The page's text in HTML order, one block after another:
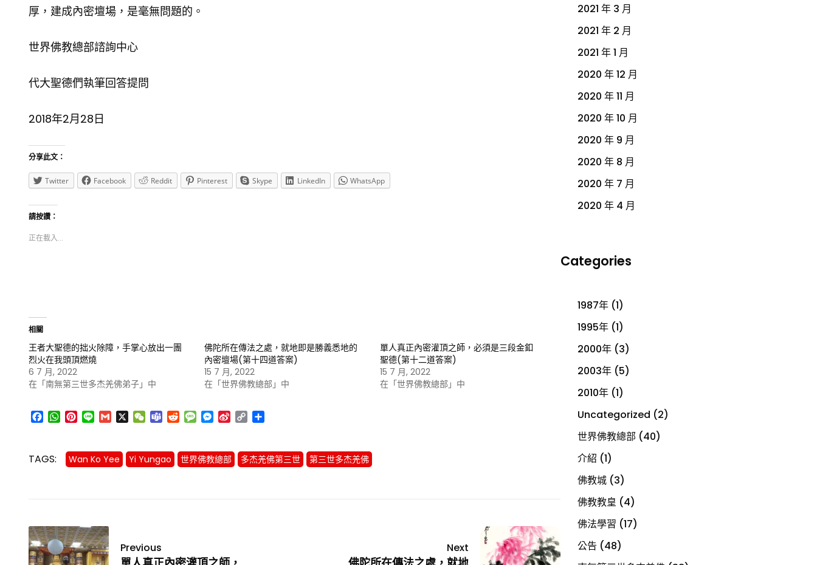
厚，建成內密壇場，是毫無問題的。
世界佛教總部諮詢中心
代大聖德們執筆回答提問
2018年2月28日
分享此文：
Twitter Facebook Reddit Pinterest Skype LinkedIn WhatsApp
請按讚：
正在載入...
相關
王者大聖德的拙火除障，手掌心放出一團
烈火在我頭頂燃燒
6 7 月, 2022
在「南無第三世多杰羌佛弟子」中
佛陀所在傳法之處，就地即是勝義悉地的
內密壇場(第十四道答案)
15 7 月, 2022
在「世界佛教總部」中
單人真正內密灌頂之師，必須是三段金釦
聖德(第十二道答案)
15 7 月, 2022
在「世界佛教總部」中
Facebook
WhatsApp
Pinterest
Line Gmail
X WeChat
TeamsRedditMessage
Messenger
Sina Copy
TAGS: Wan Ko Yee Yi Yungao 世界佛教總部 多杰羌佛第三世 第三世多杰羌佛
Previous Next
2021 年 3 月
2021 年 2 月
2021 年 1 月
2020 年 12 月
2020 年 11 月
2020 年 10 月
2020 年 9 月
2020 年 8 月
2020 年 7 月
2020 年 4 月
Categories
1987年 (1)
1995年 (1)
2000年 (3)
2003年 (5)
2010年 (1)
Uncategorized (2)
世界佛教總部 (40)
介紹 (1)
佛教城 (3)
佛教教皇 (4)
佛法學習 (17)
公告 (48)